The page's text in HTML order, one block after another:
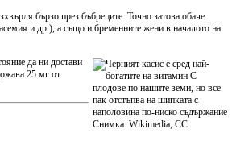
бързо през бъбреците. Точно затова обаче
и др.), а също и бременните жени в началото на
да ни достави
25 мг от